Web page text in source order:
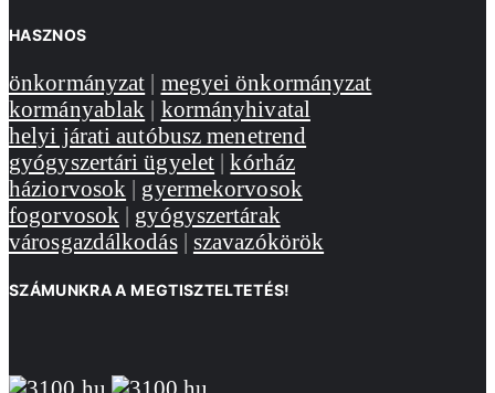
HASZNOS
önkormányzat | megyei önkormányzat
kormányablak | kormányhivatal
helyi járati autóbusz menetrend
gyógyszertári ügyelet |kórház
háziorvosok | gyermekorvosok
fogorvosok | gyógyszertárak
városgazdálkodás| szavazókörök
SZÁMUNKRA A MEGTISZTELTETÉS!